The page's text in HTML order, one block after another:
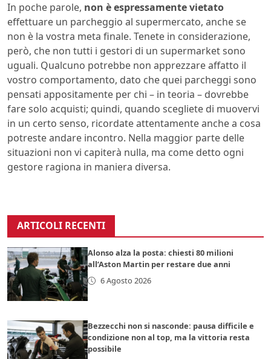
In poche parole, non è espressamente vietato
effettuare un parcheggio al supermercato, anche se
non è la vostra meta finale. Tenete in considerazione,
però, che non tutti i gestori di un supermarket sono
uguali. Qualcuno potrebbe non apprezzare affatto il
vostro comportamento, dato che quei parcheggi sono
pensati appositamente per chi – in teoria – dovrebbe
fare solo acquisti; quindi, quando scegliete di muovervi
in un certo senso, ricordate attentamente anche a cosa
potreste andare incontro. Nella maggior parte delle
situazioni non vi capiterà nulla, ma come detto ogni
gestore ragiona in maniera diversa.
ARTICOLI RECENTI
Alonso alza la posta: chiesti 80 milioni
all’Aston Martin per restare due anni
6 Agosto 2026
Bezzecchi non si nasconde: pausa difficile e
condizione non al top, ma la vittoria resta
possibile